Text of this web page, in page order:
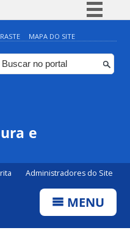
Simplifique!
Comunica BR
Participe
MAPA DO SITE
e
Administradores do Site
MENU